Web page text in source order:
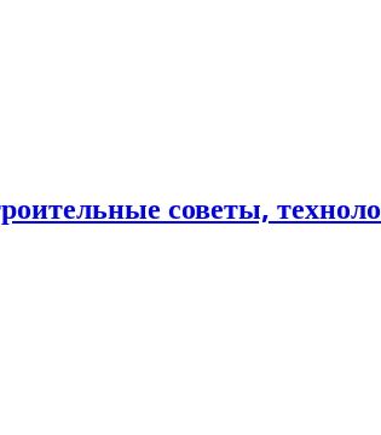
советы,